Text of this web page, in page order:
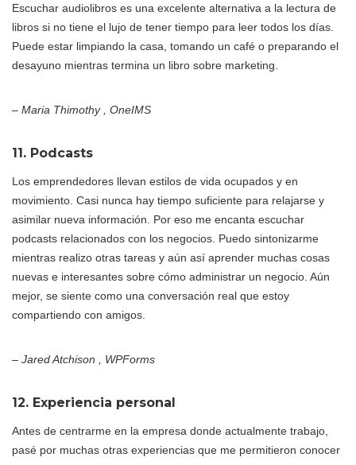
Escuchar audiolibros es una excelente alternativa a la lectura de
libros si no tiene el lujo de tener tiempo para leer todos los días.
Puede estar limpiando la casa, tomando un café o preparando el
desayuno mientras termina un libro sobre marketing.
– Maria Thimothy , OneIMS
11. Podcasts
Los emprendedores llevan estilos de vida ocupados y en
movimiento. Casi nunca hay tiempo suficiente para relajarse y
asimilar nueva información. Por eso me encanta escuchar
podcasts relacionados con los negocios. Puedo sintonizarme
mientras realizo otras tareas y aún así aprender muchas cosas
nuevas e interesantes sobre cómo administrar un negocio. Aún
mejor, se siente como una conversación real que estoy
compartiendo con amigos.
– Jared Atchison , WPForms
12. Experiencia personal
Antes de centrarme en la empresa donde actualmente trabajo,
pasé por muchas otras experiencias que me permitieron conocer